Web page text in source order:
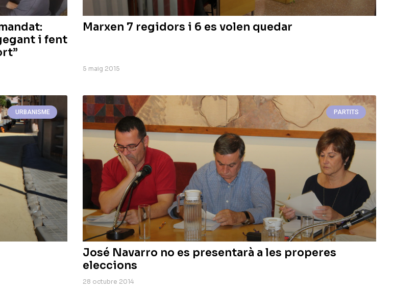
i fent
Marxen 7 regidors i 6 es volen quedar
5 maig 2015
URBANISME PARTITS
José Navarro no es presentarà a les properes
eleccions
28 octubre 2014